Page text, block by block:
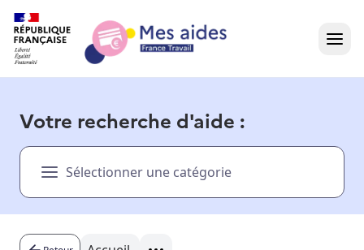
Présentation vidéo
Besoin d'aide ?
Votre recherche d'aide :
Sélectionner une catégorie